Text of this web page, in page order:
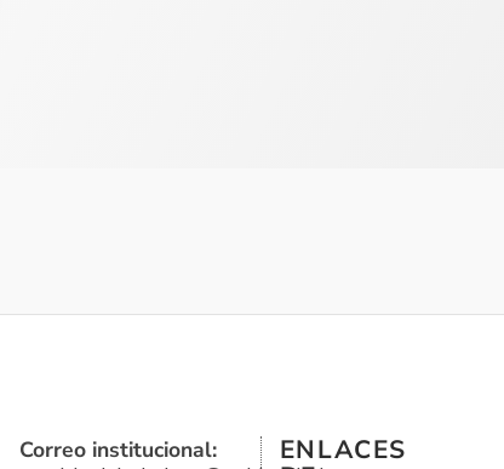
Correo institucional:
ENLACES